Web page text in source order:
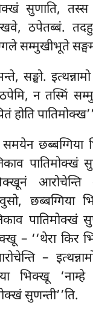
सुणाति,
ठपेतब्बं.
सम्मुखीभूते
सङ्घो.
न तस्मिं
होति
छब्बग्गिया
आरोचेन्ति
छब्बग्गिया
पातिमोक्खं
– ‘‘थेरा किर
–
भिक्खू ‘नाम्हे
सुणन्ती’’ति.